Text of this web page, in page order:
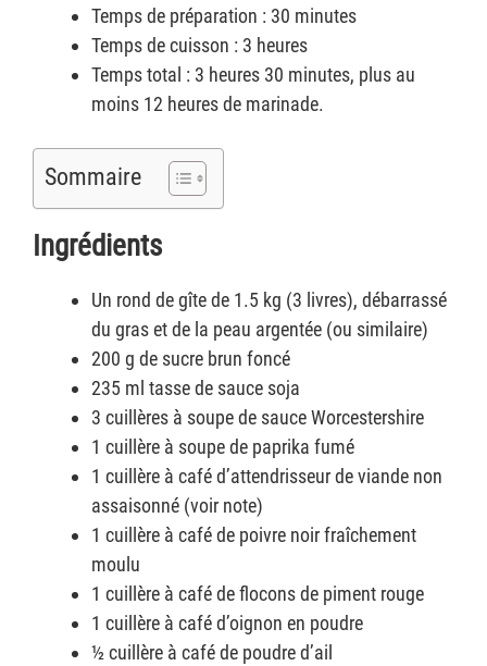
Temps de préparation : 30 minutes
Temps de cuisson : 3 heures
Temps total : 3 heures 30 minutes, plus au
moins 12 heures de marinade.
Sommaire
Ingrédients
Un rond de gîte de 1.5 kg (3 livres), débarrassé
du gras et de la peau argentée (ou similaire)
200 g de sucre brun foncé
235 ml tasse de sauce soja
3 cuillères à soupe de sauce Worcestershire
1 cuillère à soupe de paprika fumé
1 cuillère à café d’attendrisseur de viande non
assaisonné (voir note)
1 cuillère à café de poivre noir fraîchement
moulu
1 cuillère à café de flocons de piment rouge
1 cuillère à café d’oignon en poudre
½ cuillère à café de poudre d’ail